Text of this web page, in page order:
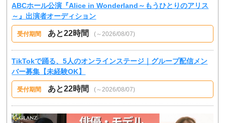
ABCホール公演『Alice in Wonderland～もうひとりのアリス
～』出演者オーディション
受付期間 あと22時間 (～2026/08/07)
TikTokで踊る、5人のオンラインステージ｜グループ配信メン
バー募集【未経験OK】
受付期間 あと22時間 (～2026/08/07)